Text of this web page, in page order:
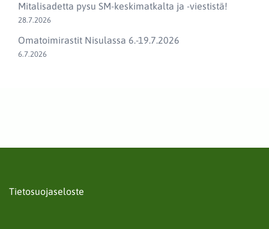
Mitalisadetta pysu SM-keskimatkalta ja -viestistä!
28.7.2026
Omatoimirastit Nisulassa 6.-19.7.2026
6.7.2026
Tietosuojaseloste